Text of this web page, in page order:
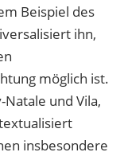
Beispiel des
ihn,
möglich ist.
und Vila,
insbesondere